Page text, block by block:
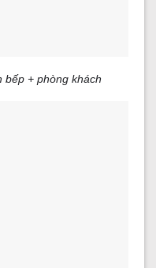
bếp + phòng khách